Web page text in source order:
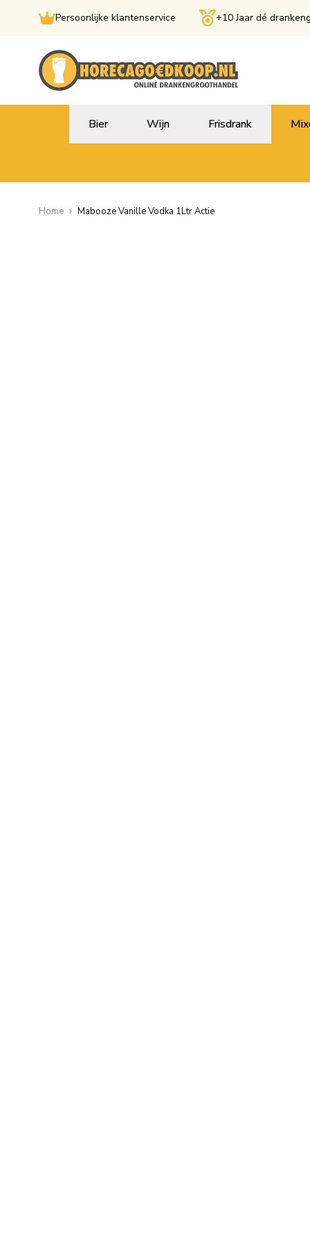
Persoonlijke klantenservice +10 Jaar dé
Bier Wijn Frisdrank
Home Mabooze Vanille Vodka 1Ltr Actie